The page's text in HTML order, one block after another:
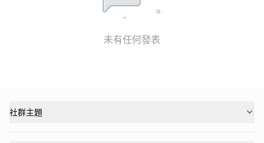
未有任何發表
社群主題